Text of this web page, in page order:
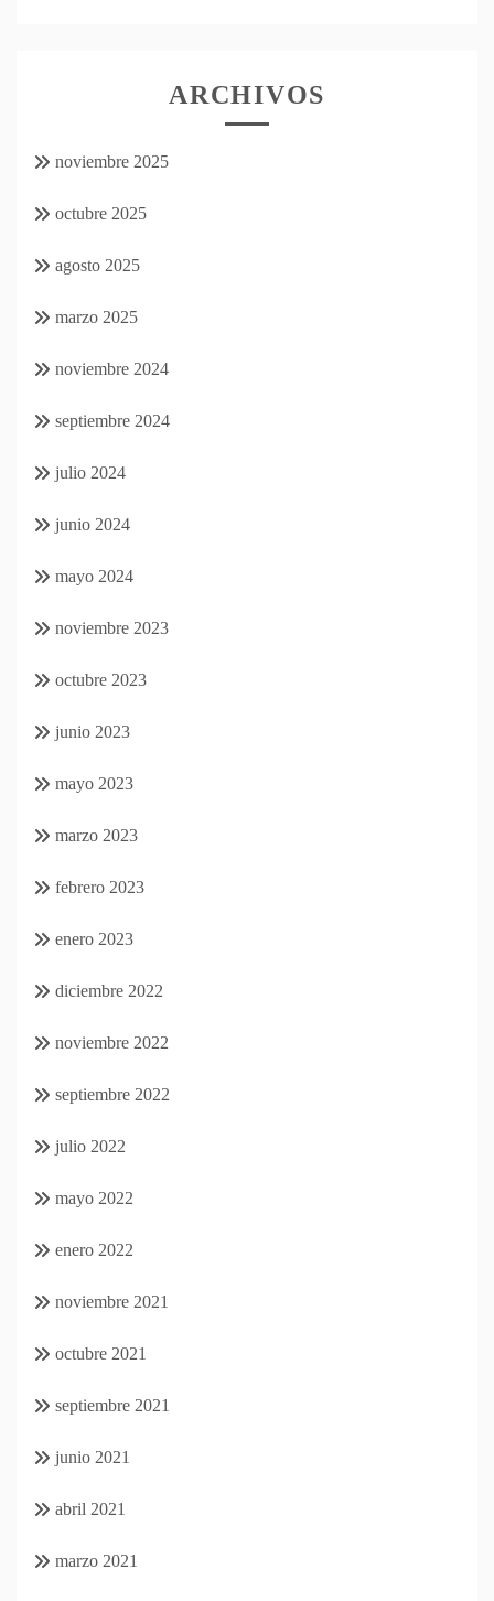
ARCHIVOS
noviembre 2025
octubre 2025
agosto 2025
marzo 2025
noviembre 2024
septiembre 2024
julio 2024
junio 2024
mayo 2024
noviembre 2023
octubre 2023
junio 2023
mayo 2023
marzo 2023
febrero 2023
enero 2023
diciembre 2022
noviembre 2022
septiembre 2022
julio 2022
mayo 2022
enero 2022
noviembre 2021
octubre 2021
septiembre 2021
junio 2021
abril 2021
marzo 2021